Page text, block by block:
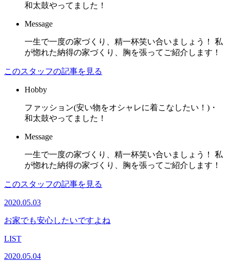
和太鼓やってました！
Message
一生で一度の家づくり、精一杯笑い合いましょう！ 私
が惚れた納得の家づくり、胸を張ってご紹介します！
このスタッフの記事を見る
Hobby
ファッション(安い物をオシャレに着こなしたい！)・
和太鼓やってました！
Message
一生で一度の家づくり、精一杯笑い合いましょう！ 私
が惚れた納得の家づくり、胸を張ってご紹介します！
このスタッフの記事を見る
2020.05.03
お家でも安心したいですよね
LIST
2020.05.04